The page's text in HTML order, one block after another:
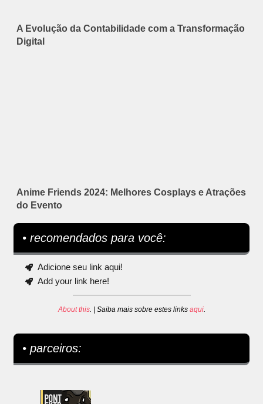
A Evolução da Contabilidade com a Transformação
Digital
Anime Friends 2024: Melhores Cosplays e Atrações
do Evento
• recomendados para você:
Adicione seu link aqui!
Add your link here!
About this. | Saiba mais sobre estes links aqui.
• parceiros: